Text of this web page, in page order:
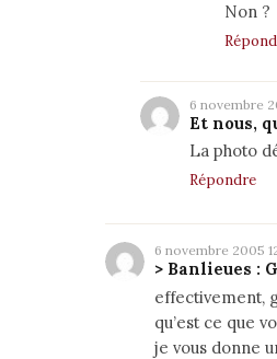
Non ?
6 novembre
Et nous,
La photo
Répondre
6 novembre 2005
> Banlieues :
effectivement,
qu’est ce que
je vous donne